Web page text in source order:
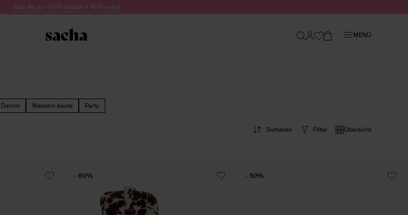
Sale Bis zu -60% Rabatt + 10% extra
MENÜ
Denim Western boots Party
Filter Übersicht
Sortieren
- 60% - 50%